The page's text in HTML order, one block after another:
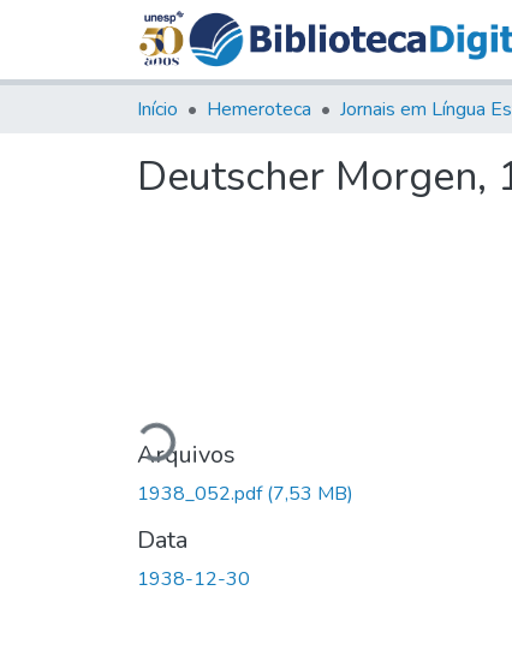
Início Hemeroteca
Deutscher Morgen,
Carregando...
Arquivos
1938_052.pdf(7,53 MB)
Data
1938-12-30